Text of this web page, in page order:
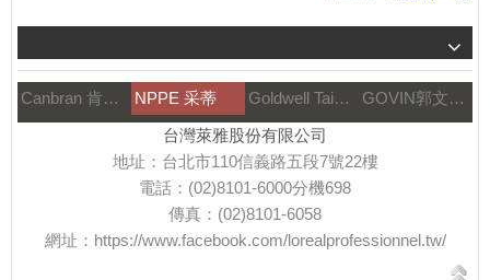
Canbran 肯邦國際 NPPE 采蒂 Goldwell Taiwan
GOVIN郭文髮藝
台灣萊雅股份有限公司
地址：台北市110信義路五段7號22樓
電話：(02)8101-6000分機698
傳真：(02)8101-6058
網址： https://www.facebook.com/lorealprofessionnel.tw/